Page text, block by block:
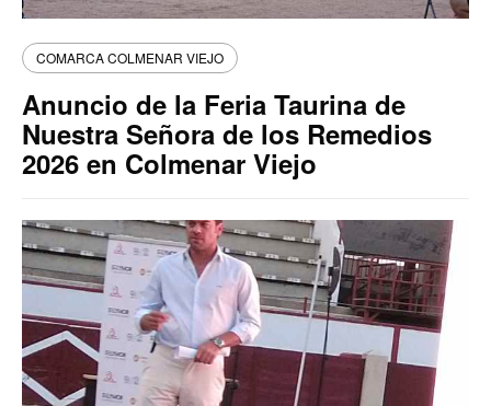
COMARCA COLMENAR VIEJO
Anuncio de la Feria Taurina de
Nuestra Señora de los Remedios
2026 en Colmenar Viejo